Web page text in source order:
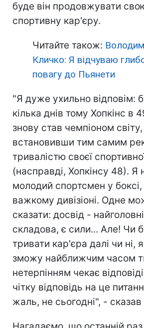
буде він продовжувати
спортивну кар'єру.
Читайте також:
Кличко: Я відчуваю
повагу до Пьянети
"Я дуже ухильно відповім:
кілька днів тому Хопкінс в
знову став чемпіоном світу,
встановивши тим самим
тривалістю своєї
(насправді, Хопкінсу 48). Я
молодий спортсмен у боксі,
важкому дивізіоні. Одне
сказати: досвід -
складова, є сили... Але! Чи
тривати кар'єра далі чи ні,
зможу найближчим часом
нетерпінням чекає
чітку відповідь на це
жаль, не сьогодні", - сказав